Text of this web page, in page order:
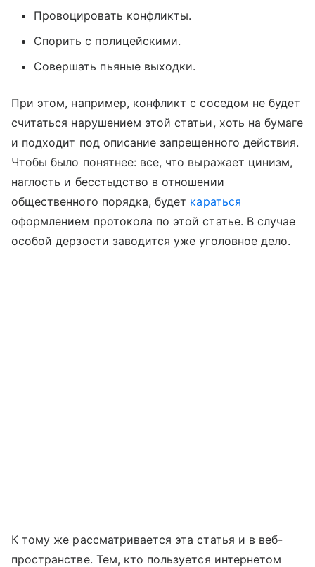
Провоцировать конфликты.
Спорить с полицейскими.
Совершать пьяные выходки.
При этом, например, конфликт с соседом не будет
считаться нарушением этой статьи, хоть на бумаге
и подходит под описание запрещенного действия.
Чтобы было понятнее: все, что выражает цинизм,
наглость и бесстыдство в отношении
общественного порядка, будет караться
оформлением протокола по этой статье. В случае
особой дерзости заводится уже уголовное дело.
К тому же рассматривается эта статья и в веб-
пространстве. Тем, кто пользуется интернетом